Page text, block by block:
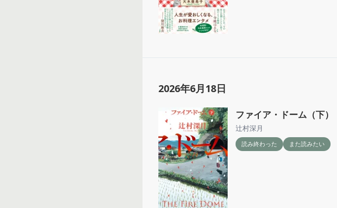
2026年6月18日
ファイア・ドーム（下）
辻村深月
読み終わった また読みたい